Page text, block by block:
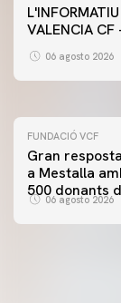
L'INFORMATIU DEL
VALENCIA
06 agosto 2026
PRIMER EQUIP
FUNDACIÓ VCF
Gran
a Mestalla
500 donants
06 agosto 2026